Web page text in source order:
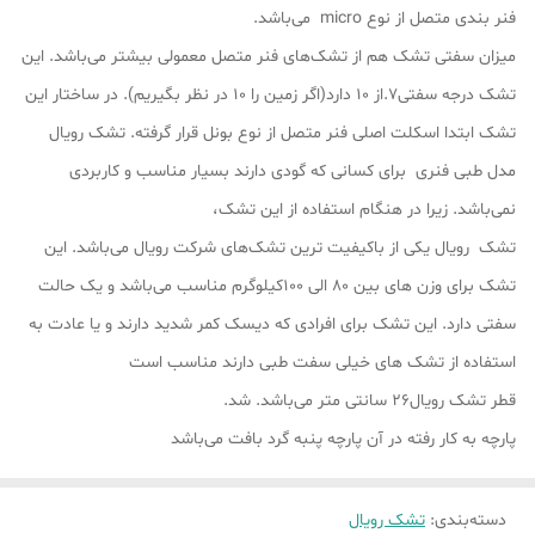
فنر بندی متصل از نوع micro می‌باشد.
میزان سفتی تشک هم از تشک‎‌های فنر متصل معمولی بیشتر می‌باشد. این
تشک درجه سفتی7.از 10 دارد(اگر زمین را 10 در نظر بگیریم). در ساختار این
تشک ابتدا اسکلت اصلی فنر متصل از نوع بونل قرار گرفته‌. تشک رویال
مدل طبی فنری برای کسانی که گودی دارند بسیار مناسب و کاربردی
نمی‌باشد. زیرا در هنگام استفاده از این تشک،
تشک رویال یکی از باکیفیت ترین تشک‌های شرکت رویال می‌باشد. این
تشک برای وزن های بین 80 الی 100کیلوگرم مناسب می‌باشد و یک حالت
سفتی دارد. این تشک برای افرادی که دیسک کمر شدید دارند و یا عادت به
استفاده از تشک های خیلی سفت طبی دارند مناسب است
قطر تشک رویال26 سانتی متر می‌باشد. شد.
پارچه به کار رفته در آن پارچه پنبه گرد بافت می‌باشد
دسته‌بندی: تشک رویال